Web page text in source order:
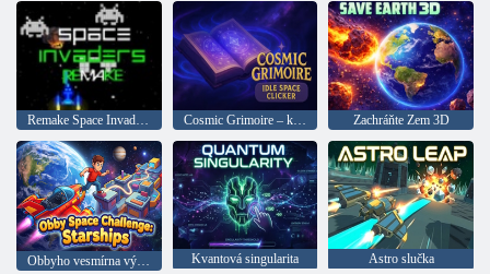
Remake Space Invaders Cosmic Grimoire – kozmický kliker Zachráňte Zem 3D
Kvantová singularita Astro slučka